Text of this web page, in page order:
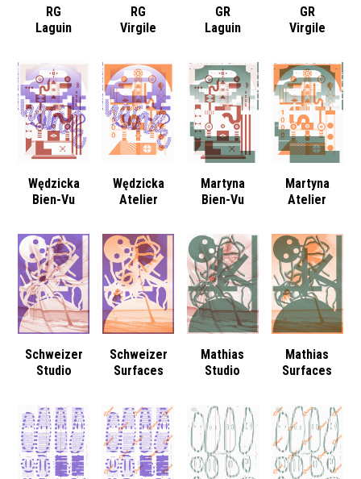
RG
Laguin
RG
Virgile
GR
Laguin
GR
Virgile
Wędzicka
Bien-Vu
Wędzicka
Atelier
Martyna
Bien-Vu
Martyna
Atelier
Schweizer
Studio
Schweizer
Surfaces
Mathias
Studio
Mathias
Surfaces